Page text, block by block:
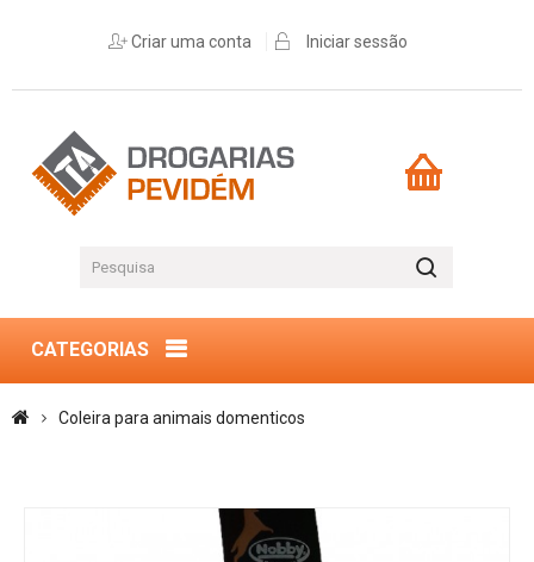
Criar uma conta Iniciar sessão
CATEGORIAS
Coleira para animais domenticos